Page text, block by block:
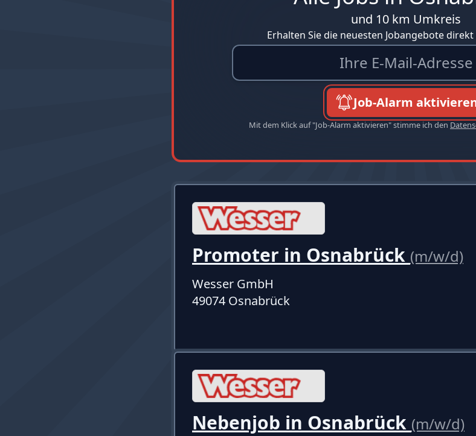
und 10 km Umkreis
Erhalten Sie die neuesten Jobangebote
Job-Alarm
Mit dem Klick auf "Job-Alarm aktivieren" stimme ich den
Promoter in Osnabrück (m/w/d)
Wesser GmbH
49074 Osnabrück
Nebenjob in Osnabrück (m/w/d)